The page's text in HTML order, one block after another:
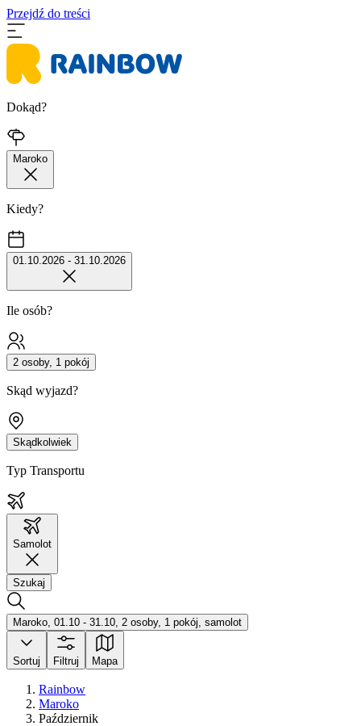
Przejdź do treści
Dokąd?
Maroko
Kiedy?
01.10.2026 - 31.10.2026
Ile osób?
2 osoby, 1 pokój
Skąd wyjazd?
Skądkolwiek
Typ Transportu
Samolot
Szukaj
Maroko, 01.10 - 31.10, 2 osoby, 1 pokój, samolot
Sortuj Filtruj Mapa
Rainbow
Maroko
Październik